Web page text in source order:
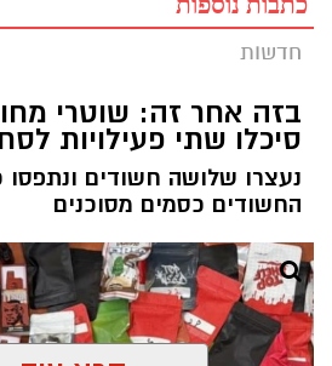
חדשות
בזה אחר זה: שוטרי
סיכלו שתי פעילויות
החשודים כסמים מסוכנים